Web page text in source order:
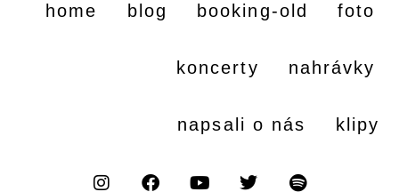
home blog booking-old foto
koncerty nahrávky
napsali o nás klipy